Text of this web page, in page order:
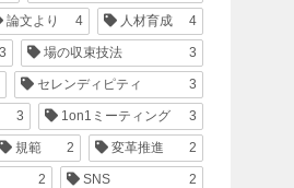
論文より 4 人材育成 4
3 場の収束技法 3
セレンディピティ 3
3 1on1ミーティング 3
規範 2 変革推進 2
2 SNS 2